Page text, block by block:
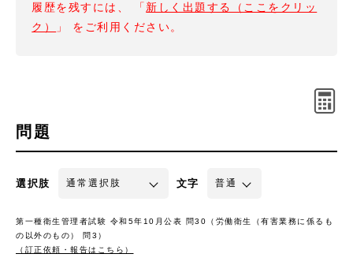
履歴を残すには、 「 新しく出題する（ここをクリッ
ク）
」 をご利用ください。
問題
選択肢 文字
第一種衛生管理者試験 令和5年10月公表 問30（労働衛生（有害業務に係るも
の以外のもの） 問3）
（訂正依頼・報告はこちら）